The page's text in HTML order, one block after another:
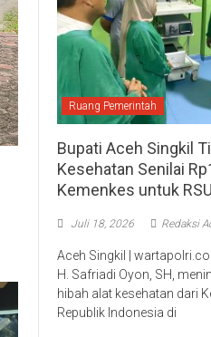
Ruang Pemerintah
Bupati Aceh Singkil
Kesehatan Senilai
Kemenkes untuk
Juli 18, 2026 Redaksi
Aceh Singkil |
H. Safriadi Oyon, SH,
hibah alat kesehatan dari
Republik Indonesia di